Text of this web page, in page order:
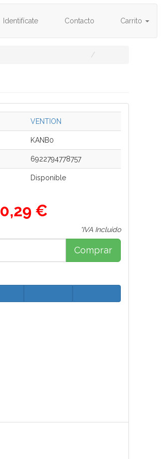
Identifícate Contacto Carrito
VENTION
KANB0
6922794778757
Disponible
0,29 €
*IVA Incluido
Comprar